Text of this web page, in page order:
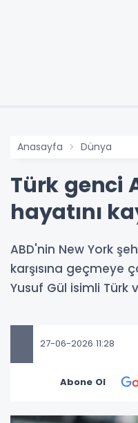
Anasayfa Dünya
Türk genci
hayatını
ABD'nin New York
karşısına geçmeye
Yusuf Gül isimli Türk
27-06-2026 11:28
Abone Ol